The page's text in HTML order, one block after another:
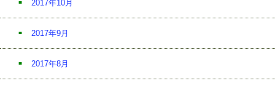
2017年10月
2017年9月
2017年8月